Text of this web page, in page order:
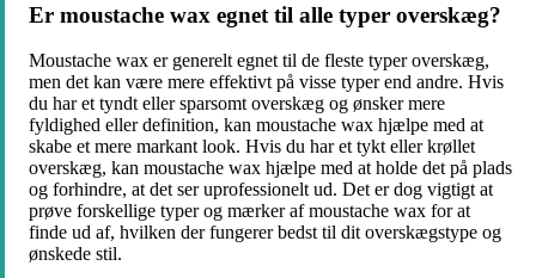
Er moustache wax egnet til alle typer overskæg?
Moustache wax er generelt egnet til de fleste typer overskæg,
men det kan være mere effektivt på visse typer end andre. Hvis
du har et tyndt eller sparsomt overskæg og ønsker mere
fyldighed eller definition, kan moustache wax hjælpe med at
skabe et mere markant look. Hvis du har et tykt eller krøllet
overskæg, kan moustache wax hjælpe med at holde det på plads
og forhindre, at det ser uprofessionelt ud. Det er dog vigtigt at
prøve forskellige typer og mærker af moustache wax for at
finde ud af, hvilken der fungerer bedst til dit overskægstype og
ønskede stil.